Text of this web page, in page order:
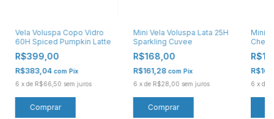
Vela Voluspa Copo Vidro
60H Spiced Pumpkin Latte
R$399,00
R$383,04 com Pix
6 xde R$66,50 sem juros
Mini Vela Voluspa Lata 25H
Sparkling Cuvee
R$168,00
R$161,28 com Pix
6 xde R$28,00 sem juros
Mini
6 x de